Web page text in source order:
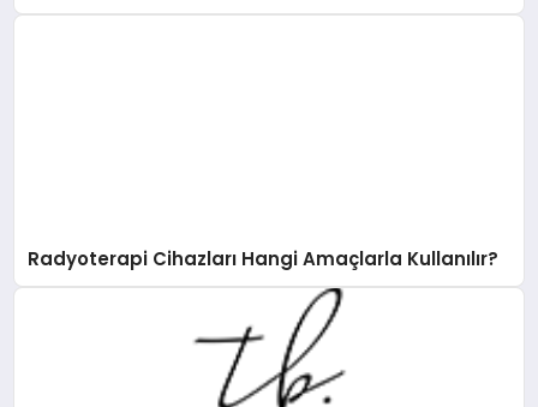
Radyoterapi Cihazları Hangi Amaçlarla Kullanılır?